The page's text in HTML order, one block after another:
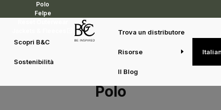
Polo
Felpe
Scopri B&C
Sostenibilità
Trova un distributore
Risorse
Il Blog
Polo